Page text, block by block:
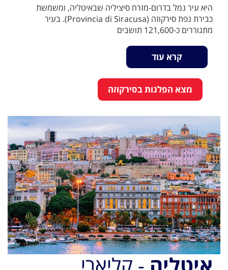
היא עיר נמל בדרום-מזרח סיציליה שבאיטליה, ומשמשת
כבירת נפת סירקוזה (Provincia di Siracusa). בעיר
מתגוררים כ-121,600 תושבים
קרא עוד
מצא הפלגות בסירקוזה